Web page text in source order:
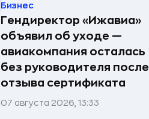
Бизнес
Гендиректор «Ижавиа»
объявил об уходе —
авиакомпания осталась
без руководителя после
отзыва сертификата
07 августа 2026, 13:33